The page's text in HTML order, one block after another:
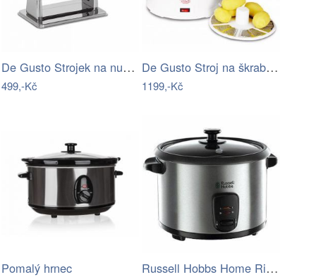
De Gusto Strojek na nudle bez nástavců…
499,-Kč
De Gusto Stroj na škrabání brambor
1199,-Kč
Pomalý hrnec Russell Hobbs Home Rice Cooker 19750-56